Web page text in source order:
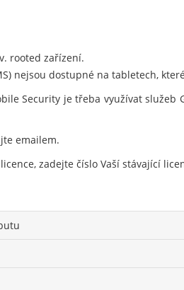
rooted zařízení.
nejsou dostupné na tabletech,
Security je třeba využívat služeb
emailem.
zadejte číslo Vaší stávající